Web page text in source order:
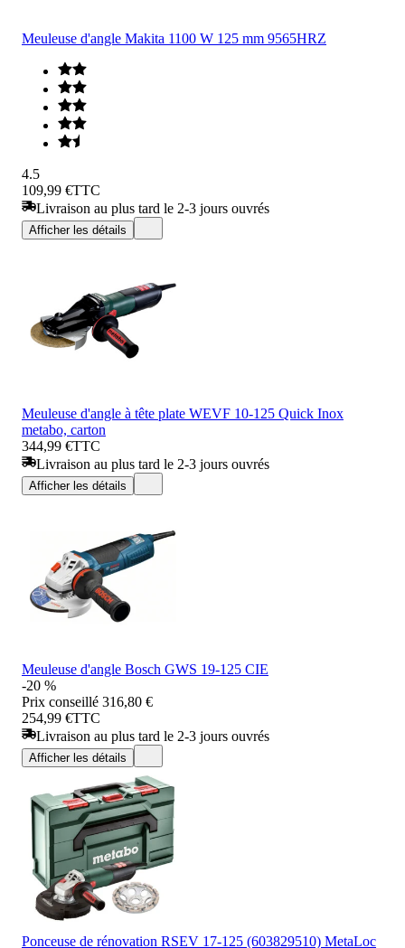
Meuleuse d'angle Makita 1100 W 125 mm 9565HRZ
4.5
109,99 €TTC
Livraison au plus tard le 2-3 jours ouvrés
Afficher les détails
Meuleuse d'angle à tête plate WEVF 10-125 Quick Inox
metabo, carton
344,99 €TTC
Livraison au plus tard le 2-3 jours ouvrés
Afficher les détails
Meuleuse d'angle Bosch GWS 19-125 CIE
-20 %
Prix conseillé 316,80 €
254,99 €TTC
Livraison au plus tard le 2-3 jours ouvrés
Afficher les détails
Ponceuse de rénovation RSEV 17-125 (603829510) MetaLoc